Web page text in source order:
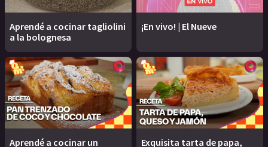
Aprendé a cocinar tagliolini
a la bolognesa
¡En vivo! | El Nueve
Aprendé a cocinar un
Exquisita tarta de papa,